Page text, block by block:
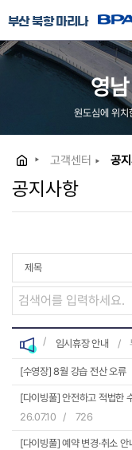
부산 북항 마리나
영
원도심에 위
고객센터 공
공지사항
임시휴장 안내
[수영장] 8월 강습 전산 오류
[다이빙풀] 안전하고 적법한
26.07.10
726
[다이빙풀] 예약 변경·취소 안